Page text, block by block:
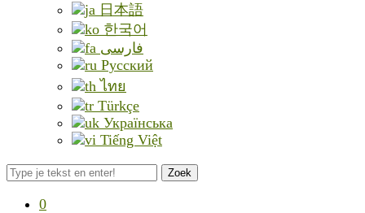
日本語
한국어
فارسی
Русский
ไทย
Türkçe
Українська
Tiếng Việt
Zoek
0